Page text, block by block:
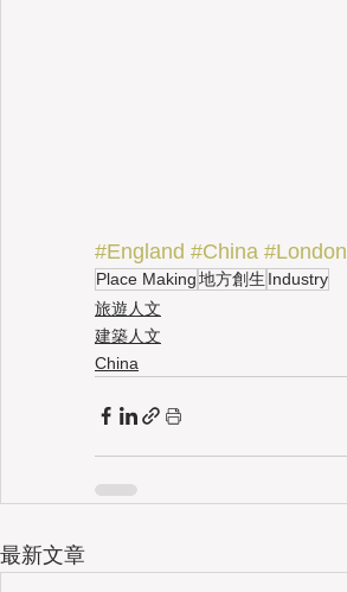
#England #China #London
Place Making地方創生 Industry
旅遊人文
建築人文
China
最新文章